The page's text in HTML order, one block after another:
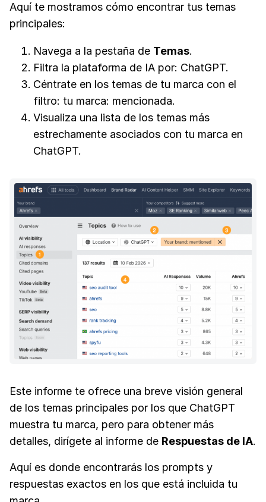
Aquí te mostramos cómo encontrar tus temas
principales:
Navega a la pestaña de Temas.
Filtra la plataforma de IA por: ChatGPT.
Céntrate en los temas de tu marca con el
filtro: tu marca: mencionada.
Visualiza una lista de los temas más
estrechamente asociados con tu marca en
ChatGPT.
Este informe te ofrece una breve visión general
de los temas principales por los que ChatGPT
muestra tu marca, pero para obtener más
detalles, dirígete al informe de Respuestas de IA.
Aquí es donde encontrarás los prompts y
respuestas exactos en los que está incluida tu